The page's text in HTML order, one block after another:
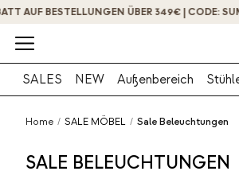
SALES NEW Außenbereich
Home / SALE MÖBEL / Sale Beleuchtungen
SALE BELEUCHTUNGEN